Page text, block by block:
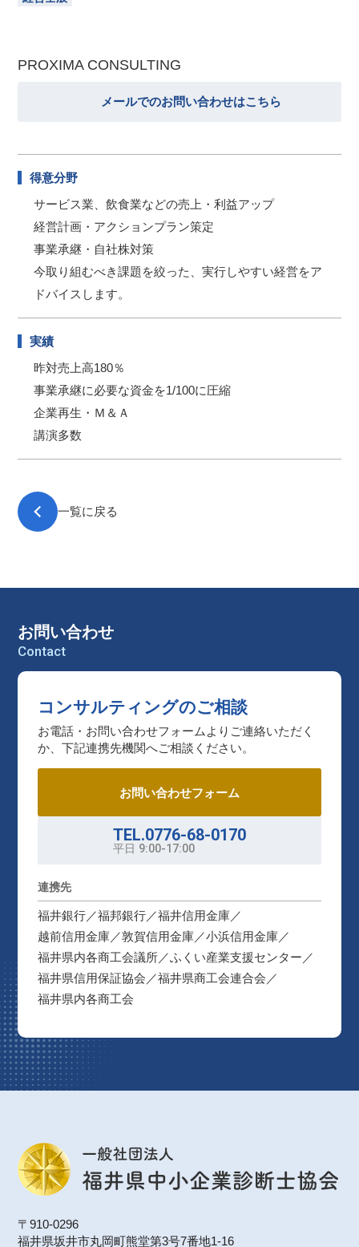
PROXIMA CONSULTING
メールでのお問い合わせはこちら
得意分野
サービス業、飲食業などの売上・利益アップ
経営計画・アクションプラン策定
事業承継・自社株対策
今取り組むべき課題を絞った、実行しやすい経営をア
ドバイスします。
実績
昨対売上高180％
事業承継に必要な資金を1/100に圧縮
企業再生・Ｍ＆Ａ
講演多数
一覧に戻る
お問い合わせ
Contact
コンサルティングのご相談
お電話・お問い合わせフォームよりご連絡いただく
か、下記連携先機関へご相談ください。
お問い合わせフォーム
TEL.0776-68-0170
平日 9:00-17:00
連携先
福井銀行 福邦銀行
福井信用金庫
越前信用金庫
敦賀信用金庫
小浜信用金庫
福井県内各商工会議所
ふくい産業支援センター
福井県信用保証協会
福井県商工会連合会
福井県内各商工会
〒910-0296
福井県坂井市丸岡町熊堂第3号7番地1-16